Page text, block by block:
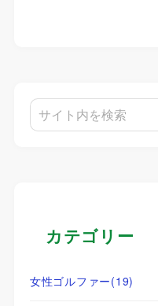
カテゴリー
女性ゴルファー(19)